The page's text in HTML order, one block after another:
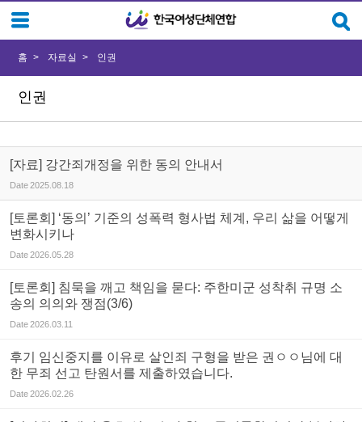
인권
홈 자료실 인권
[자료] 강간죄개정을 위한 동의 안내서
Date2025.08.18
[토론회] ‘동의’ 기준의 성폭력 형사법 체계, 우리 삶을 어떻게
변화시키나
Date2026.05.28
[토론회] 침묵을 깨고 책임을 묻다: 주한미군 성착취 규명 소
송의 의의와 쟁점(3/6)
Date2026.03.11
후기 임신중지를 이유로 살인죄 구형을 받은 권ㅇㅇ님에 대
한 무죄 선고 탄원서를 제출하였습니다.
Date2026.02.26